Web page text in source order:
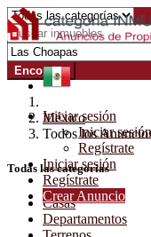
Iniciar sesión
Iniciar sesión
Regístrate
Iniciar sesión
Regístrate
Crear Anuncio
Encontrar
México
Todos los
Todas las categorías
Casas
Departamentos